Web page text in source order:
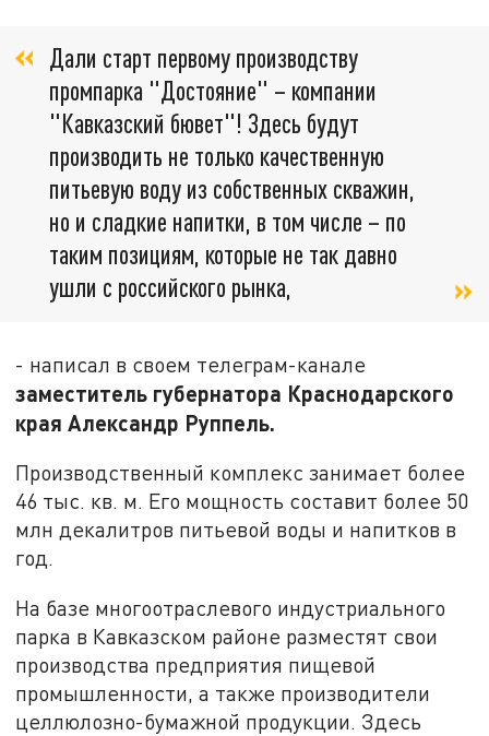
Дали старт первому производству
промпарка "Достояние" – компании
"Кавказский бювет"! Здесь будут
производить не только качественную
питьевую воду из собственных скважин,
но и сладкие напитки, в том числе – по
таким позициям, которые не так давно
ушли с российского рынка,
- написал в своем телеграм-канале
заместитель губернатора Краснодарского
края Александр Руппель.
Производственный комплекс занимает более
46 тыс. кв. м. Его мощность составит более 50
млн декалитров питьевой воды и напитков в
год.
На базе многоотраслевого индустриального
парка в Кавказском районе разместят свои
производства предприятия пищевой
промышленности, а также производители
целлюлозно-бумажной продукции. Здесь